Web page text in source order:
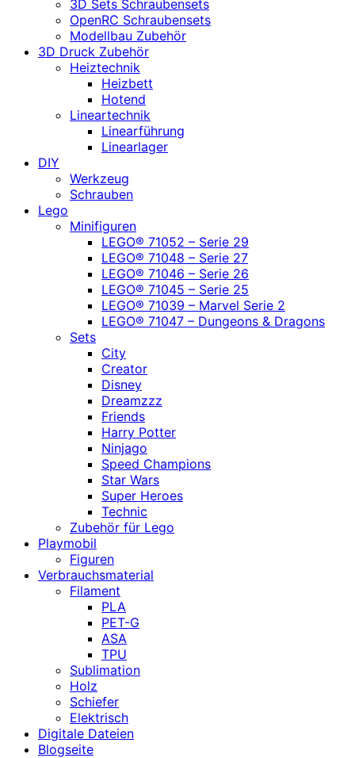
3D Sets Schraubensets
OpenRC Schraubensets
Modellbau Zubehör
3D Druck Zubehör
Heiztechnik
Heizbett
Hotend
Lineartechnik
Linearführung
Linearlager
DIY
Werkzeug
Schrauben
Lego
Minifiguren
LEGO® 71052 – Serie 29
LEGO® 71048 – Serie 27
LEGO® 71046 – Serie 26
LEGO® 71045 – Serie 25
LEGO® 71039 – Marvel Serie 2
LEGO® 71047 – Dungeons & Dragons
Sets
City
Creator
Disney
Dreamzzz
Friends
Harry Potter
Ninjago
Speed Champions
Star Wars
Super Heroes
Technic
Zubehör für Lego
Playmobil
Figuren
Verbrauchsmaterial
Filament
PLA
PET-G
ASA
TPU
Sublimation
Holz
Schiefer
Elektrisch
Digitale Dateien
Blogseite